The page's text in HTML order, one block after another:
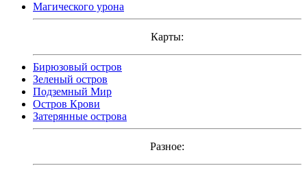
Магического урона
Карты:
Бирюзовый остров
Зеленый остров
Подземный Мир
Остров Крови
Затерянные острова
Разное: